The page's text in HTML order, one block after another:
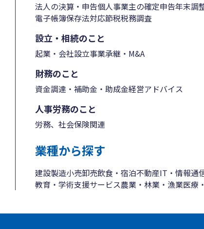
法人の決算・申告個人事業主の確定申告年末調
電子帳簿保存法対応節税税務調査
設立・相続のこと
起業・会社設立事業承継・M&A
財務のこと
資金調達・補助金・助成金経営アドバイス
人事労務のこと
労務、社会保険関連
業種から探す
建設製造小売卸売飲食・宿泊不動産IT・情報通
教育・学術支援サービス農業・林業・漁業医療